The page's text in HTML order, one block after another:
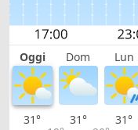
Oggi Dom Lun
31°
31°
31°